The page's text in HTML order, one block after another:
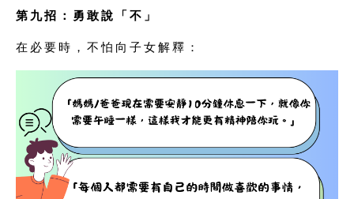
第九招： 勇敢說「不」
在必要時，不怕向子女解釋：